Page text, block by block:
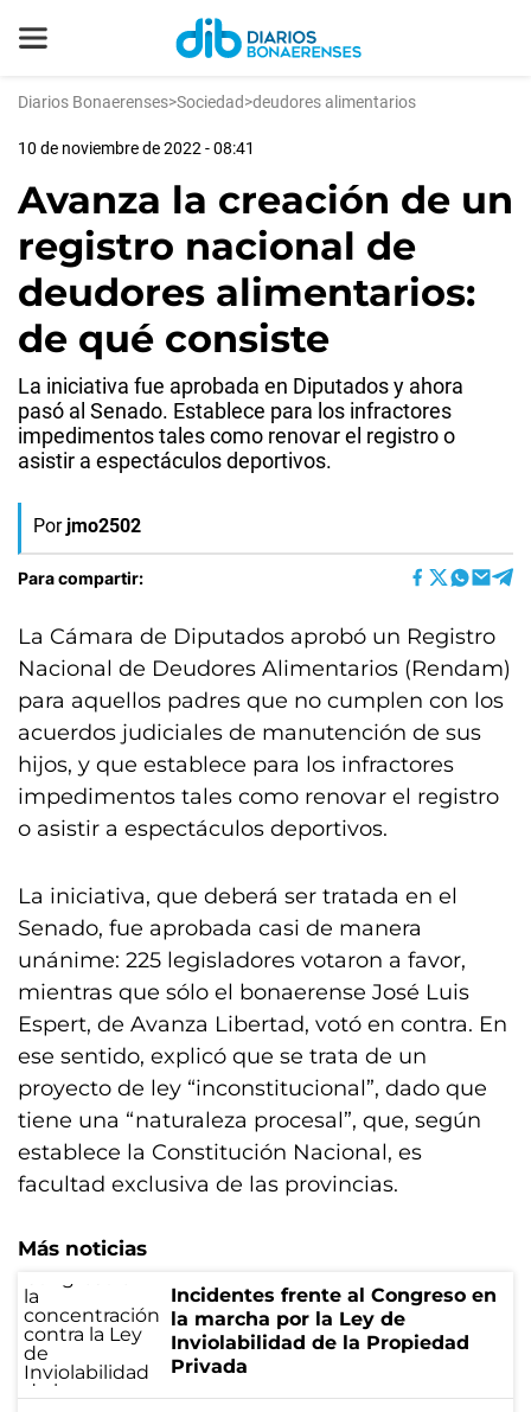
Diarios Bonaerenses>Sociedad>deudores alimentarios
10 de noviembre de 2022 - 08:41
Avanza la creación de un
registro nacional de
deudores alimentarios:
de qué consiste
La iniciativa fue aprobada en Diputados y ahora
pasó al Senado. Establece para los infractores
impedimentos tales como renovar el registro o
asistir a espectáculos deportivos.
Por jmo2502
Para compartir:
La Cámara de Diputados aprobó un Registro
Nacional de Deudores Alimentarios (Rendam)
para aquellos padres que no cumplen con los
acuerdos judiciales de manutención de sus
hijos, y que establece para los infractores
impedimentos tales como renovar el registro
o asistir a espectáculos deportivos.
La iniciativa, que deberá ser tratada en el
Senado, fue aprobada casi de manera
unánime: 225 legisladores votaron a favor,
mientras que sólo el bonaerense José Luis
Espert, de Avanza Libertad, votó en contra. En
ese sentido, explicó que se trata de un
proyecto de ley “inconstitucional”, dado que
tiene una “naturaleza procesal”, que, según
establece la Constitución Nacional, es
facultad exclusiva de las provincias.
Más noticias
Incidentes frente al Congreso en
la marcha por la Ley de
Inviolabilidad de la Propiedad
Privada